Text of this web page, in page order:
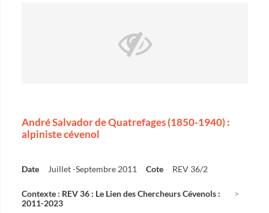
André Salvador de Quatrefages (1850-1940) :
alpiniste cévenol
Date Juillet -Septembre 2011 Cote REV 36/2
Contexte : REV 36 : Le Lien des Chercheurs Cévenols :
2011-2023